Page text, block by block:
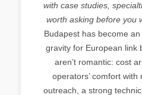
with case studies,
worth asking before you
Budapest has become
gravity for European link
aren’t romantic: cost
operators’ comfort
outreach, a strong